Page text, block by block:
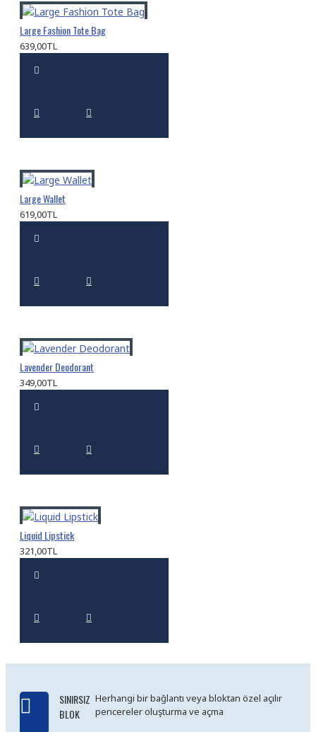
Large Fashion Tote Bag
639,00TL
Large Wallet
619,00TL
Lavender Deodorant
349,00TL
Liquid Lipstick
321,00TL
SINIRSIZ
BLOK
Herhangi bir bağlantı veya bloktan özel açılır
pencereler oluşturma ve açma